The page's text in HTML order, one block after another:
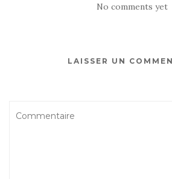
No comments yet
LAISSER UN